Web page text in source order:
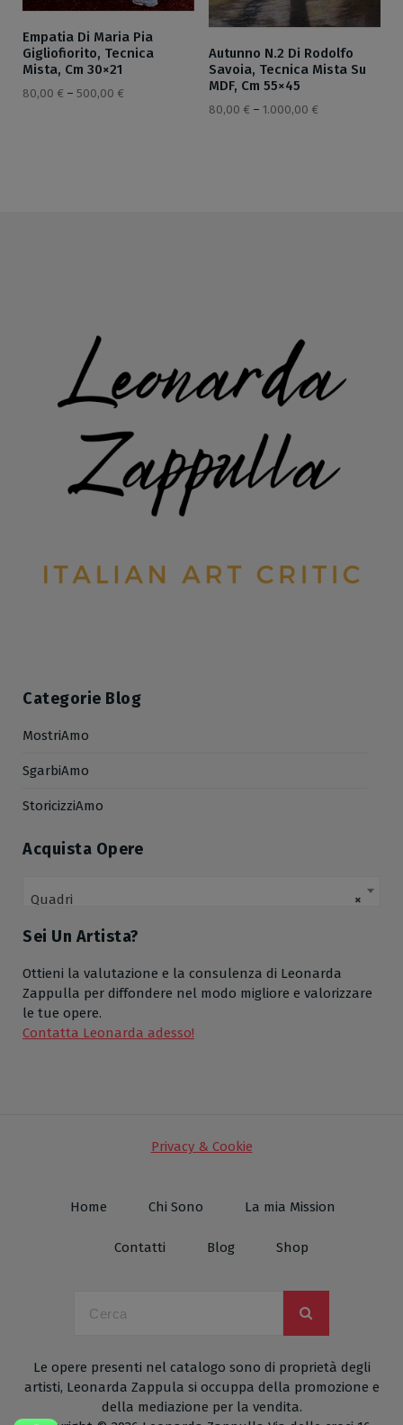
Empatia Di Maria Pia
Gigliofiorito, Tecnica
Mista, Cm 30×21
80,00 € – 500,00 €
Autunno N.2 Di Rodolfo
Savoia, Tecnica Mista Su
MDF, Cm 55×45
80,00 € – 1.000,00 €
Categorie Blog
MostriAmo
SgarbiAmo
StoricizziAmo
Acquista Opere
×
Quadri
Sei Un Artista?
Ottieni la valutazione e la consulenza di Leonarda
Zappulla per diffondere nel modo migliore e valorizzare
le tue opere.
Contatta Leonarda adesso!
Privacy & Cookie
Home Chi Sono La mia Mission
Contatti Blog Shop
Le opere presenti nel catalogo sono di proprietà degli
artisti, Leonarda Zappula si occuppa della promozione e
della mediazione per la vendita.